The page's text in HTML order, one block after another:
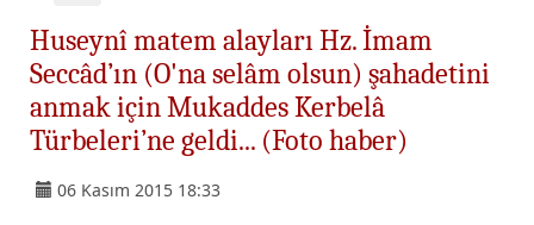
Huseynî matem alayları Hz. İmam
Seccâd’ın (O'na selâm olsun) şahadetini
anmak için Mukaddes Kerbelâ
Türbeleri’ne geldi... (Foto haber)
06 Kasım 2015 18:33